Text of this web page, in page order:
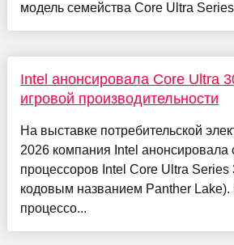
модель семейства Core Ultra
Intel анонсировала Core Ultra
игровой производительности
На выставке потребительской
2026 компания Intel
процессоров Intel Core Ultra Series
кодовым названием Panther
процессо...